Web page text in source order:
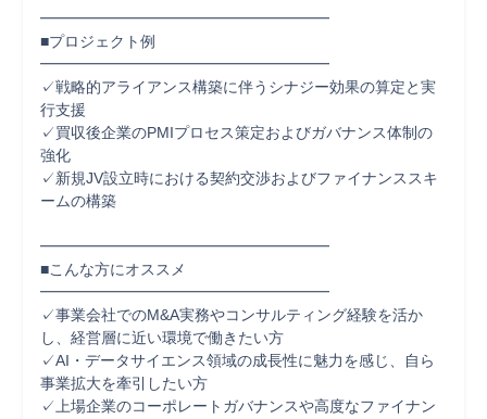
━━━━━━━━━━━━━━━━━━━
■プロジェクト例
━━━━━━━━━━━━━━━━━━━
✓戦略的アライアンス構築に伴うシナジー効果の算定と実
行支援
✓買収後企業のPMIプロセス策定およびガバナンス体制の
強化
✓新規JV設立時における契約交渉およびファイナンススキ
ームの構築
━━━━━━━━━━━━━━━━━━━
■こんな方にオススメ
━━━━━━━━━━━━━━━━━━━
✓事業会社でのM&A実務やコンサルティング経験を活か
し、経営層に近い環境で働きたい方
✓AI・データサイエンス領域の成長性に魅力を感じ、自ら
事業拡大を牽引したい方
✓上場企業のコーポレートガバナンスや高度なファイナン